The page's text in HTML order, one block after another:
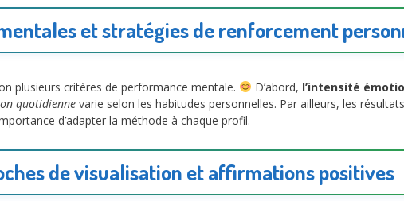
et stratégies de renforcement
plusieurs critères de performance mentale. D’abord, l’intensité
quotidienne varie selon les habitudes personnelles. Par ailleurs, les
d’adapter la méthode à chaque profil.
de visualisation et affirmations positives